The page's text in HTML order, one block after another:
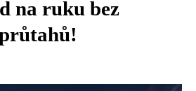
na ruku bez